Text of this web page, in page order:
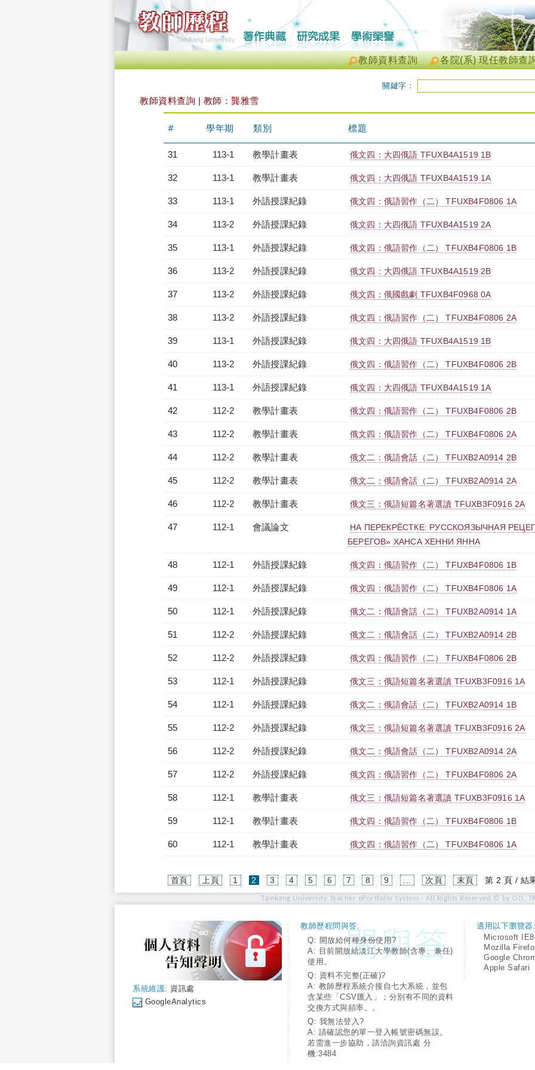
各院(系) 現任教師查
教師資料查詢
關鍵字：
教師資料查詢 | 教師：龔雅雪
# 學年期 類別 標題
31 113-1 教學計畫表 俄文四：大四俄語 TFUXB4A1519 1B
32 113-1 教學計畫表 俄文四：大四俄語 TFUXB4A1519 1A
33 113-1 外語授課紀錄 俄文四：俄語習作（二） TFUXB4F0806 1A
34 113-2 外語授課紀錄 俄文四：大四俄語 TFUXB4A1519 2A
35 113-1 外語授課紀錄 俄文四：俄語習作（二） TFUXB4F0806 1B
36 113-2 外語授課紀錄 俄文四：大四俄語 TFUXB4A1519 2B
37 113-2 外語授課紀錄 俄文四：俄國戲劇 TFUXB4F0968 0A
38 113-2 外語授課紀錄 俄文四：俄語習作（二） TFUXB4F0806 2A
39 113-1 外語授課紀錄 俄文四：大四俄語 TFUXB4A1519 1B
40 113-2 外語授課紀錄 俄文四：俄語習作（二） TFUXB4F0806 2B
41 113-1 外語授課紀錄 俄文四：大四俄語 TFUXB4A1519 1A
42 112-2 教學計畫表 俄文四：俄語習作（二） TFUXB4F0806 2B
43 112-2 教學計畫表 俄文四：俄語習作（二） TFUXB4F0806 2A
44 112-2 教學計畫表 俄文二：俄語會話（二） TFUXB2A0914 2B
45 112-2 教學計畫表 俄文二：俄語會話（二） TFUXB2A0914 2A
46 112-2 教學計畫表 俄文三：俄語短篇名著選讀 TFUXB3F0916 2A
47 112-1 會議論文
НА ПЕРЕКРЁСТКЕ: РУССКОЯЗЫЧНАЯ
БЕРЕГОВ» ХАНСА ХЕННИ ЯННА
48 112-1 外語授課紀錄 俄文四：俄語習作（二） TFUXB4F0806 1B
49 112-1 外語授課紀錄 俄文四：俄語習作（二） TFUXB4F0806 1A
50 112-1 外語授課紀錄 俄文二：俄語會話（二） TFUXB2A0914 1A
51 112-2 外語授課紀錄 俄文二：俄語會話（二） TFUXB2A0914 2B
52 112-2 外語授課紀錄 俄文四：俄語習作（二） TFUXB4F0806 2B
53 112-1 外語授課紀錄 俄文三：俄語短篇名著選讀 TFUXB3F0916 1A
54 112-1 外語授課紀錄 俄文二：俄語會話（二） TFUXB2A0914 1B
55 112-2 外語授課紀錄 俄文三：俄語短篇名著選讀 TFUXB3F0916 2A
56 112-2 外語授課紀錄 俄文二：俄語會話（二） TFUXB2A0914 2A
57 112-2 外語授課紀錄 俄文四：俄語習作（二） TFUXB4F0806 2A
58 112-1 教學計畫表 俄文三：俄語短篇名著選讀 TFUXB3F0916 1A
59 112-1 教學計畫表 俄文四：俄語習作（二） TFUXB4F0806 1B
60 112-1 教學計畫表 俄文四：俄語習作（二） TFUXB4F0806 1A
首頁 上頁 1 2 (current)
3 4 5 6 7 8 9 次頁 末頁 第 2 頁 / 結
Tamkang University Teacher ePortfolio System - All Rights Reserved © by OIS,
系統維護: 資訊處
GoogleAnalytics
教師歷程問與答:
Q: 開放給何種身份使用?
A: 目前開放給淡江大學教師(含專、兼任)
使用。
Q: 資料不完整(正確)?
A: 教師歷程系統介接自七大系統，並包
含某些「CSV匯入」；分別有不同的資料
交換方式與頻率。。
Q: 我無法登入?
A: 請確認您的單一登入帳號密碼無誤。
若需進一步協助，請洽詢資訊處 分
機:3484
適用以下瀏覽器:
Microsoft
Mozilla
Google
Apple Safari